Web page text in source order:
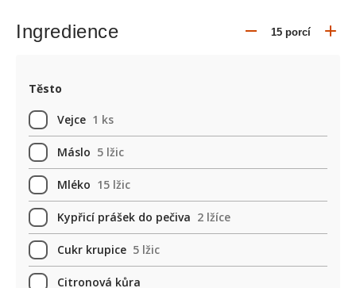
Ingredience
Těsto
Vejce 1 ks
Máslo 5 lžic
Mléko 15 lžic
Kypřicí prášek do pečiva 2 lžíce
Cukr krupice 5 lžic
Citronová kůra